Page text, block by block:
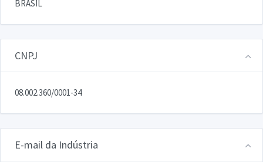
BRASIL
CNPJ
08.002.360/0001-34
E-mail da Indústria